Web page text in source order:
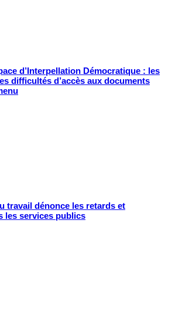
d’Interpellation Démocratique : les
difficultés d’accès aux documents
travail dénonce les retards et
les services publics